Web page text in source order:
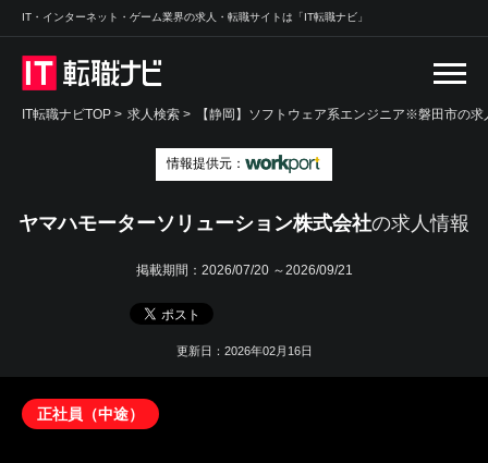
IT・インターネット・ゲーム業界の求人・転職サイトは「IT転職ナビ」
IT転職ナビTOP > 求人検索 > 【静岡】ソフトウェア系エンジニア※磐田市の求
情報提供元：
ヤマハモーターソリューション株式会社の求人情報
掲載期間： 2026/07/20 ～2026/09/21
更新日：2026年02月16日
正社員（中途）